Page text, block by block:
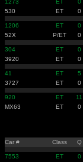
1273 ET 0
530
ET 0
1206 ET 0
52X
P/ET 0
304 ET 0
3920
ET 0
41 ET 5
3727
ET 0
920 ET 11
MX63
ET 0
Car # Class Q
7553 ET 0